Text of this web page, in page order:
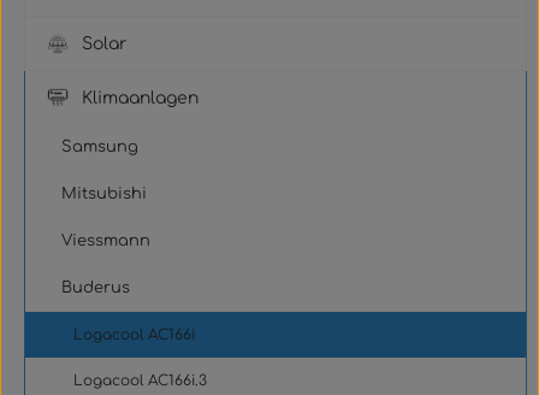
Solar
Klimaanlagen
Samsung
Mitsubishi
Viessmann
Buderus
Logacool AC166i
Logacool AC166i.3